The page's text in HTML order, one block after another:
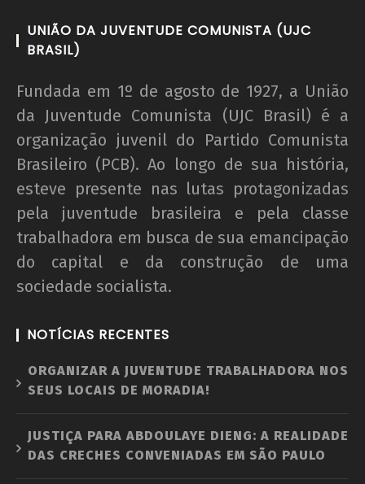
UNIÃO DA JUVENTUDE COMUNISTA (UJC
BRASIL)
Fundada em 1º de agosto de 1927, a União
da Juventude Comunista (UJC Brasil) é a
organização juvenil do Partido Comunista
Brasileiro (PCB). Ao longo de sua história,
esteve presente nas lutas protagonizadas
pela juventude brasileira e pela classe
trabalhadora em busca de sua emancipação
do capital e da construção de uma
sociedade socialista.
NOTÍCIAS RECENTES
ORGANIZAR A JUVENTUDE TRABALHADORA NOS
SEUS LOCAIS DE MORADIA!
JUSTIÇA PARA ABDOULAYE DIENG: A REALIDADE
DAS CRECHES CONVENIADAS EM SÃO PAULO